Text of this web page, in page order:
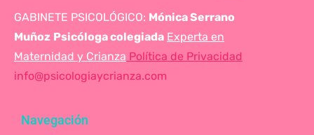
GABINETE PSICOLÓGICO: Mónica Serrano
Muñoz Psicóloga colegiada Experta en
Maternidad y Crianza Política de Privacidad
info@psicologiaycrianza.com
Navegación